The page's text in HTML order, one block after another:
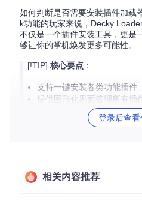
如何判断是否需要安装插件加载
k功能的玩家来说，Decky
不仅是一个插件安装工具，更是
够让你的掌机焕发更多可能性。
[!TIP] 核心要点 ：
支持一键安装各类功能插件
提供图形化界面管理所有插
自动处理插件依赖关系
与SteamOS深度集成，保
功能插件
登录后查看
相关内容推荐